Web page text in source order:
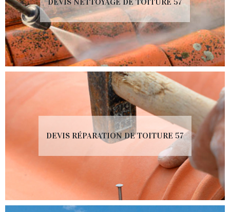
DEVIS NETTOYAGE DE TOITURE 57
DEVIS RÉPARATION DE TOITURE 57